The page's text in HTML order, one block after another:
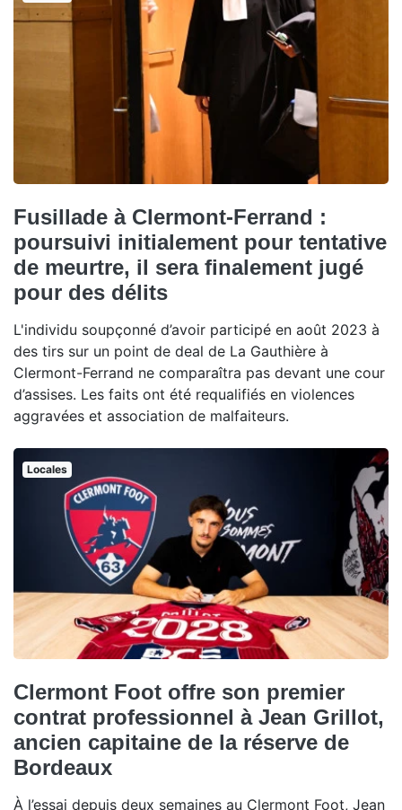
Fusillade à Clermont-Ferrand :
poursuivi initialement pour tentative
de meurtre, il sera finalement jugé
pour des délits
L'individu soupçonné d’avoir participé en août 2023 à
des tirs sur un point de deal de La Gauthière à
Clermont-Ferrand ne comparaîtra pas devant une cour
d’assises. Les faits ont été requalifiés en violences
aggravées et association de malfaiteurs.
Locales
Clermont Foot offre son premier
contrat professionnel à Jean Grillot,
ancien capitaine de la réserve de
Bordeaux
À l’essai depuis deux semaines au Clermont Foot, Jean